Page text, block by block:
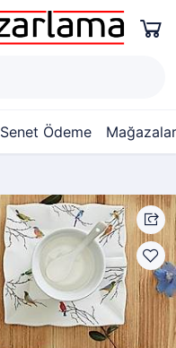
Senet Ödeme